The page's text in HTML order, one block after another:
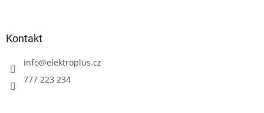
Kontakt
info@elektroplus.cz
777 223 234